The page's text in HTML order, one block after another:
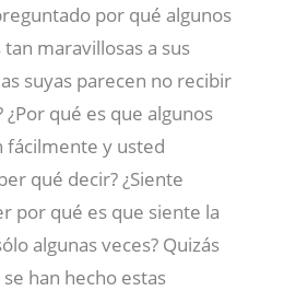
por qué algunos
maravillosas a sus
suyas parecen no recibir
qué es que algunos
fácilmente y usted
qué decir? ¿Siente
por qué es que siente la
algunas veces? Quizás
han hecho estas